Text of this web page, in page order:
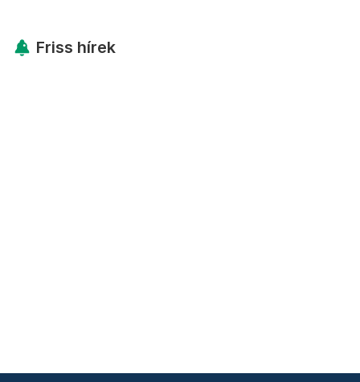
Friss hírek